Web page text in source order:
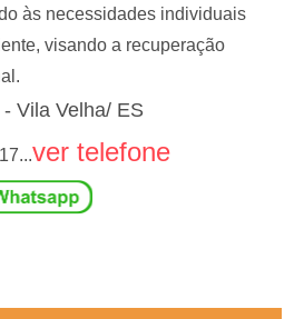
às necessidades individuais
visando a recuperação
- Vila Velha/ ES
ver telefone